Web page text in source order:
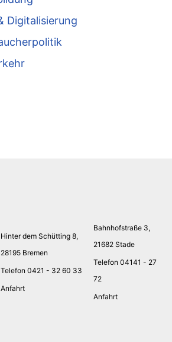
Digitalisierung
Hinter dem Schütting 8,
28195 Bremen
Telefon 0421 - 32 60 33
Anfahrt
Bahnhofstraße 3,
21682 Stade
Telefon 04141 - 27
72
Anfahrt